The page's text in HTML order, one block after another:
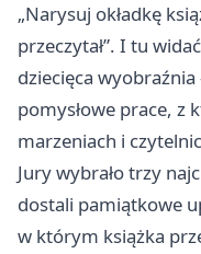
„Narysuj okładkę
przeczytał”. I tu
dziecięca
pomysłowe prace, z
marzeniach i
Jury wybrało trzy
dostali pamiątkowe
w którym książka